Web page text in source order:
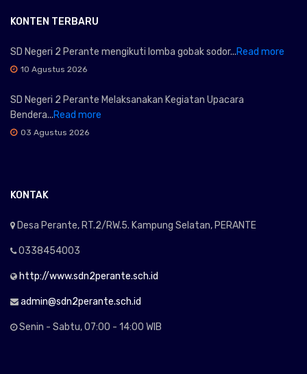
KONTEN TERBARU
SD Negeri 2 Perante mengikuti lomba gobak sodor...Read more
10 Agustus 2026
SD Negeri 2 Perante Melaksanakan Kegiatan Upacara
Bendera...Read more
03 Agustus 2026
KONTAK
Desa Perante, RT.2/RW.5. Kampung Selatan, PERANTE
0338454003
http://www.sdn2perante.sch.id
admin@sdn2perante.sch.id
Senin - Sabtu, 07:00 - 14:00 WIB